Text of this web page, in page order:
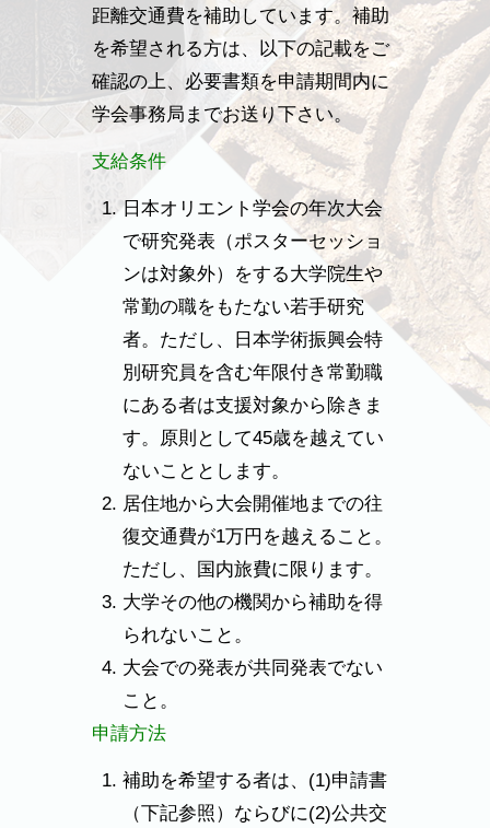
距離交通費を補助しています。補助
を希望される方は、以下の記載をご
確認の上、必要書類を申請期間内に
学会事務局までお送り下さい。
支給条件
日本オリエント学会の年次大会
で研究発表（ポスターセッショ
ンは対象外）をする大学院生や
常勤の職をもたない若手研究
者。ただし、日本学術振興会特
別研究員を含む年限付き常勤職
にある者は支援対象から除きま
す。原則として45歳を越えてい
ないこととします。
居住地から大会開催地までの往
復交通費が1万円を越えること。
ただし、国内旅費に限ります。
大学その他の機関から補助を得
られないこと。
大会での発表が共同発表でない
こと。
申請方法
補助を希望する者は、(1)申請書
（下記参照）ならびに(2)公共交